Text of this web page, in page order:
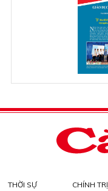
THỜI SỰ CHÍNH TRỊ